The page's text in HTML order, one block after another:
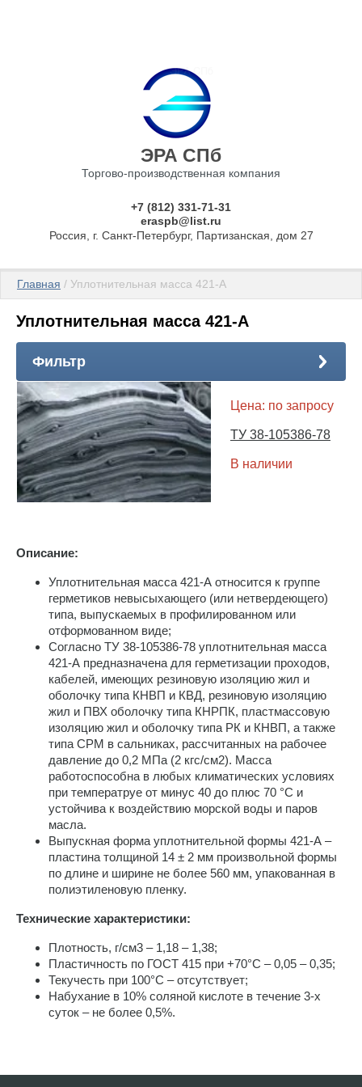
ЭРА СПб
Торгово-производственная компания
+7 (812) 331-71-31
eraspb@list.ru
Россия, г. Санкт-Петербург, Партизанская, дом 27
Главная / Уплотнительная масса 421-А
Уплотнительная масса 421-А
Фильтр
Цена: по запросу
ТУ 38-105386-78
В наличии
Описание:
Уплотнительная масса 421-А относится к группе
герметиков невысыхающего (или нетвердеющего)
типа, выпускаемых в профилированном или
отформованном виде;
Согласно ТУ 38-105386-78 уплотнительная масса
421-А предназначена для герметизации проходов,
кабелей, имеющих резиновую изоляцию жил и
оболочку типа КНВП и КВД, резиновую изоляцию
жил и ПВХ оболочку типа КНРПК, пластмассовую
изоляцию жил и оболочку типа РК и КНВП, а также
типа СРМ в сальниках, рассчитанных на рабочее
давление до 0,2 МПа (2 кгс/см2). Масса
работоспособна в любых климатических условиях
при температруе от минус 40 до плюс 70 °С и
устойчива к воздействию морской воды и паров
масла.
Выпускная форма уплотнительной формы 421-А –
пластина толщиной 14 ± 2 мм произвольной формы
по длине и ширине не более 560 мм, упакованная в
полиэтиленовую пленку.
Технические характеристики:
Плотность, г/см3 – 1,18 – 1,38;
Пластичность по ГОСТ 415 при +70°С – 0,05 – 0,35;
Текучесть при 100°С – отсутствует;
Набухание в 10% соляной кислоте в течение 3-х
суток – не более 0,5%.